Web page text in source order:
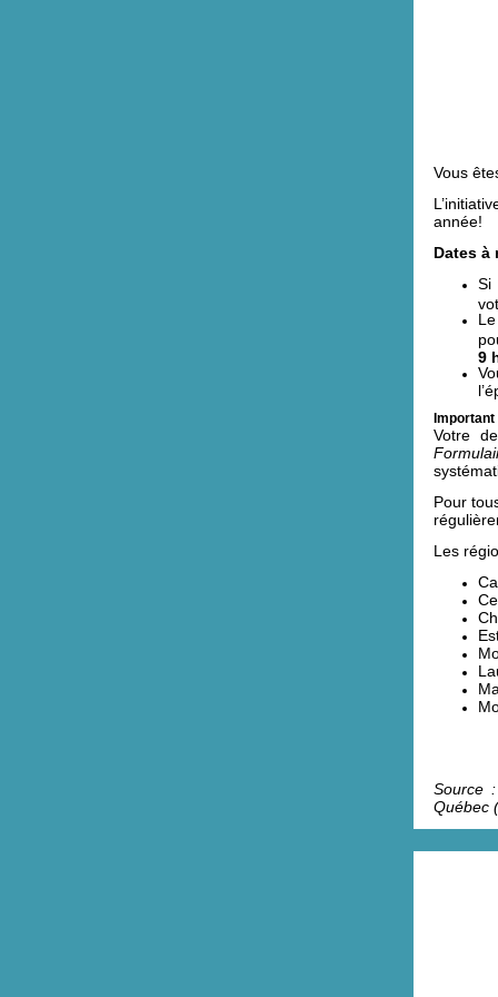
Vous
année!
Dates à
Si
9
Important
Votre
Pour
Les
Source
Québec